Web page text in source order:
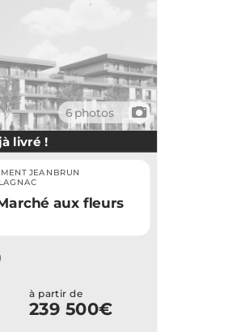
6 photos
📷
livré !
JEANBRUN
aux fleurs
à partir de
239 500€